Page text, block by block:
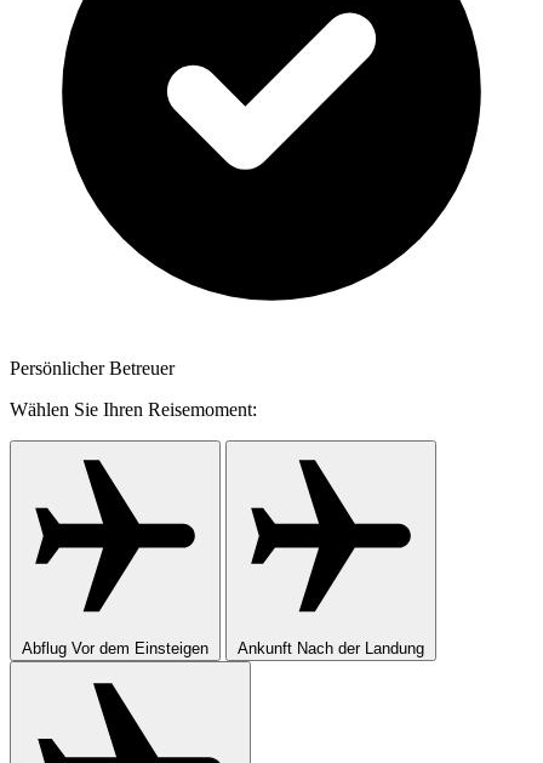
Persönlicher Betreuer
Wählen Sie Ihren Reisemoment:
Abflug Vor dem Einsteigen Ankunft Nach der Landung